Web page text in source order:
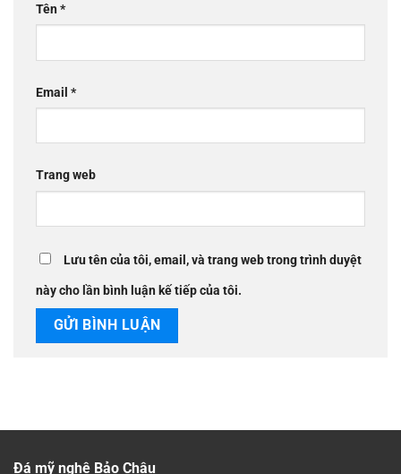
Tên*
Email *
Trang web
Lưu tên của tôi, email, và trang web trong trình duyệt
này cho lần bình luận kế tiếp của tôi.
Đá mỹ nghệ Bảo Châu